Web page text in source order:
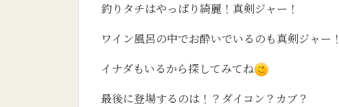
釣りタチはやっぱり綺麗！真剣ジャー！
ワイン風呂の中でお酔いでいるのも真剣ジャー！
イナダもいるから探してみてね
最後に登場するのは！？ダイコン？カブ？